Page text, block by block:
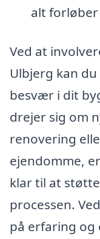
alt
Ved at
Ulbjerg kan
besvær i dit
drejer sig om
renovering
ejendomme,
klar til at
processen.
på erfaring og